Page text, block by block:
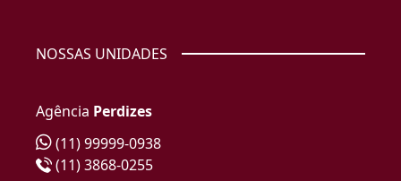
NOSSAS UNIDADES
Agência Perdizes
(11) 99999-0938
(11) 3868-0255